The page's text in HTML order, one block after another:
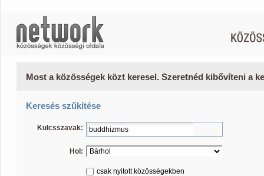
Most a közösségek közt keresel. Szeretnéd kibővíteni a
Keresés szűkítése
Kulcsszavak:
Hol:
csak nyitott közösségekben